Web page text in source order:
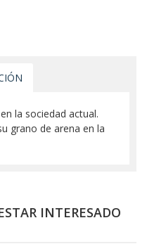
la sociedad actual.
grano de arena en la
INTERESADO